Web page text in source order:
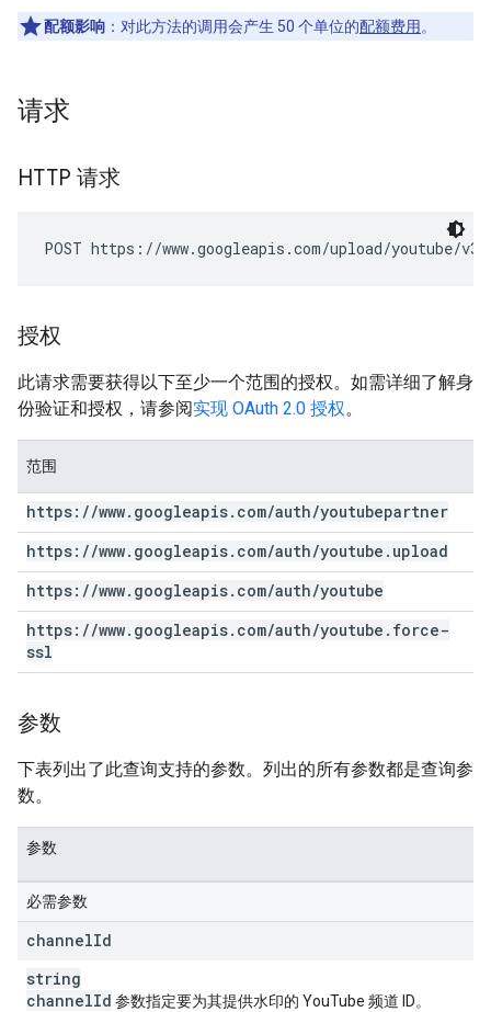
配额影响 ：对此方法的调用会产生 50 个单位的配额费用 。
请求
HTTP 请求
POST https://www.googleapis.com/upload/youtube/
授权
此请求需要获得以下至少一个范围的授权。如需详细了解身
份验证和授权，请参阅实现 OAuth 2.0 授权。
范围
https: //www. googleapis. com/auth/youtubepartner
https: //www. googleapis. com/auth/youtube . upload
https: //www. googleapis. com/auth/youtube
https: //www. googleapis. com/auth/youtube . force-
ssl
参数
下表列出了此查询支持的参数。列出的所有参数都是查询参
数。
参数
必需参数
channelId
string
channelId 参数指定要为其提供水印的 YouTube 频道 ID。